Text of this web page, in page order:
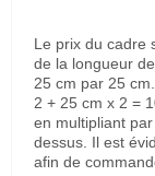
Le prix du cadre
de la longueur
25 cm par 25
2 + 25 cm x 2 =
en multipliant
dessus. Il est
afin de